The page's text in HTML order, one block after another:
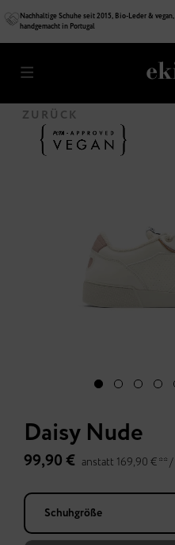
Nachhaltige Schuhe seit 2015, Bio-Leder & vegan,
handgemacht in Portugal
ZURÜCK
Daisy Nude
99,90 € anstatt 169,90 € ** /